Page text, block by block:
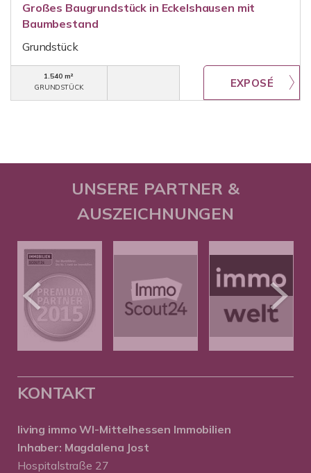
Großes Baugrundstück in Eckelshausen mit
Baumbestand
Grundstück
1.540 m²
GRUNDSTÜCK
UNSERE PARTNER &
AUSZEICHNUNGEN
KONTAKT
living immo WI-Mittelhessen Immobilien
Inhaber: Magdalena Jost
Hospitalstraße 27